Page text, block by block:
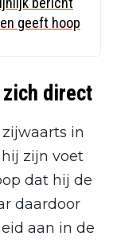
geeft hoop
direct
in
zijn voet
dat hij de
daardoor
aan in de